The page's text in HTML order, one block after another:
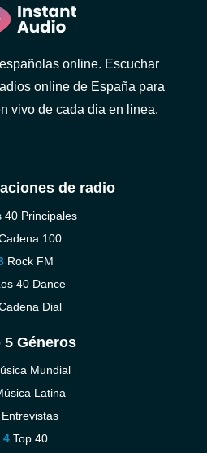
online. Escuchar
online de España para
vivo de cada dia en linea.
de radio
40 Principales
100
Rock FM
40 Dance
Dial
5 Géneros
Mundial
Latina
Entrevistas
Top 40